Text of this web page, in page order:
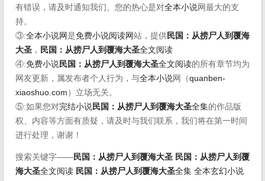
有错误，请及时通知我们。您的热心是对全本小说网最大的支
持。
③:全本小说网是免费小说阅读网站，提供民国：从捞尸人到覆海
大圣 ， 民国：从捞尸人到覆海大圣全文阅读
④:免费小说民国：从捞尸人到覆海大圣全文阅读的所有章节均为
网友更新，属发布者个人行为，与全本小说网（quanben-
xiaoshuo.com ）立场无关。
⑤:如果您对完结小说民国：从捞尸人到覆海大圣全集的作品版
权、内容等方面有质疑，请及时与我们联系，我们将在第一时间
进行处理，谢谢！
搜索关键字——民国：从捞尸人到覆海大圣 民国：从捞尸人到覆
海大圣全文阅读 民国：从捞尸人到覆海大圣全集 全本玄幻小说